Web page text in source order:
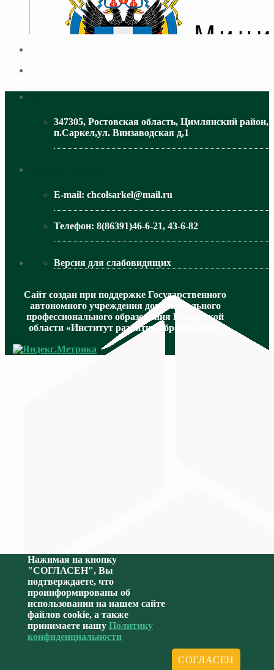
МИНИСТЕРСТВО ПРОСВЕЩЕНИЯ
347305, Ростовская область, Цимлянский район,
п.Саркел,ул. Винзаводская д,1
E-mail: chcolsarkel@mail.ru
Телефон: 8(86391)46-6-21, 43-6-82
Версия для слабовидящих
Сайт создан при поддержке Государственного
автономного учреждения дополнительного
профессионального образования Ростовской
области «Институт развития образования».
Нажимая на кнопку
"СОГЛАСЕН", Вы
подтверждаете, что
проинформированы об
использовании на нашем сайте
файлов cookie, а также
принимаете нашу Политику
конфиденциальности
СОГЛАСЕН